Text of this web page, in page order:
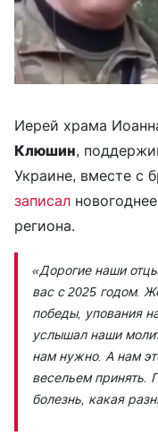
Иерей храма
Клюшин,
Украине, вместе с
записал
региона.
«Дорогие наши
вас с 2025 годом.
победы, упования
услышал наши
нам нужно. А нам
весельем принять.
болезнь, какая